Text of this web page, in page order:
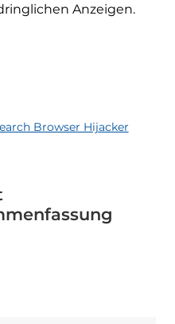
Anzeigen.
Browser Hijacker